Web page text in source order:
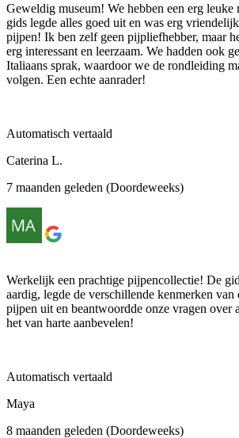
Geweldig museum! We hebben een erg
gids legde alles goed uit en was erg
pijpen! Ik ben zelf geen pijpliefhebber, maar
erg interessant en leerzaam. We hadden ook
Italiaans sprak, waardoor we de rondleiding
volgen. Een echte aanrader!
Automatisch vertaald
Caterina L.
7 maanden geleden (Doordeweeks)
Werkelijk een prachtige pijpencollectie! De
aardig, legde de verschillende kenmerken van
pijpen uit en beantwoordde onze vragen over
het van harte aanbevelen!
Automatisch vertaald
Maya
8 maanden geleden (Doordeweeks)